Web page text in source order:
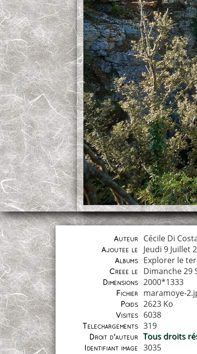
Auteur Cécile Di
Ajoutée le Jeudi 9 Juillet
Albums Explorer le
Créée le Dimanche 29
Dimensions 2000*1333
Fichier maramoye-
Poids 2623 Ko
Visites 6038
Téléchargements 319
Droit d'auteur Tous droits
Identifiant image 3035